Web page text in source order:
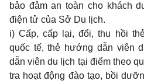
bảo đảm an toàn cho khách
điện tử của Sở Du lịch.
i) Cấp, cấp lại, đổi, thu hồi
quốc tế, thẻ hướng dẫn viên
dẫn viên du lịch tại điểm theo
tra hoạt động đào tạo, bồi